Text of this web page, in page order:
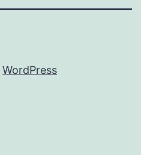
WordPress